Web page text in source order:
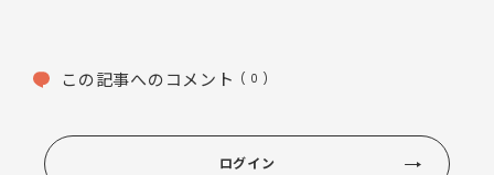
この記事へのコメント ( 0 )
ログイン